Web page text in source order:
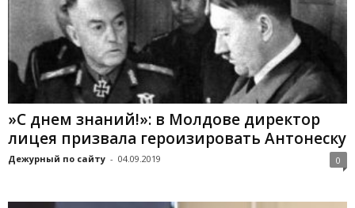
»С днем знаний!»: в Молдове директор
лицея призвала героизировать Антонеску
Дежурный по сайту - 04.09.2019 0